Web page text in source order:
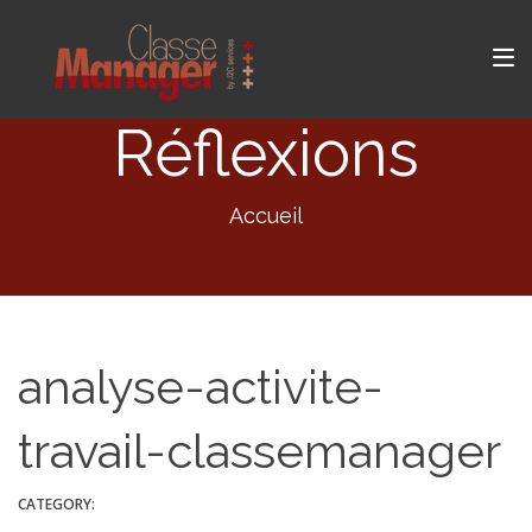
Réflexions
Accueil
analyse-activite-
travail-classemanager
CATEGORY: